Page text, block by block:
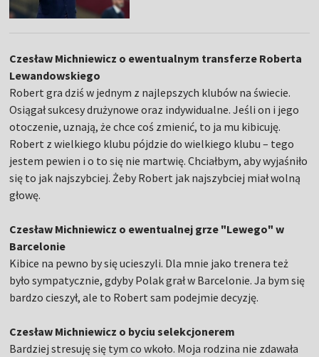
Czesław Michniewicz o ewentualnym transferze Roberta
Lewandowskiego
Robert gra dziś w jednym z najlepszych klubów na świecie.
Osiągał sukcesy drużynowe oraz indywidualne. Jeśli on i jego
otoczenie, uznają, że chce coś zmienić, to ja mu kibicuję.
Robert z wielkiego klubu pójdzie do wielkiego klubu – tego
jestem pewien i o to się nie martwię. Chciałbym, aby wyjaśniło
się to jak najszybciej. Żeby Robert jak najszybciej miał wolną
głowę.
Czesław Michniewicz o ewentualnej grze "Lewego" w
Barcelonie
Kibice na pewno by się ucieszyli. Dla mnie jako trenera też
było sympatycznie, gdyby Polak grał w Barcelonie. Ja bym się
bardzo cieszył, ale to Robert sam podejmie decyzję.
Czesław Michniewicz o byciu selekcjonerem
Bardziej stresuję się tym co wkoło. Moja rodzina nie zdawała